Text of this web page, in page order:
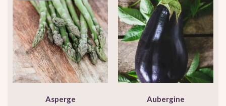
Asperge
Aubergine